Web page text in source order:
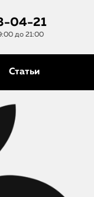
04-21
до 21:00
Статьи